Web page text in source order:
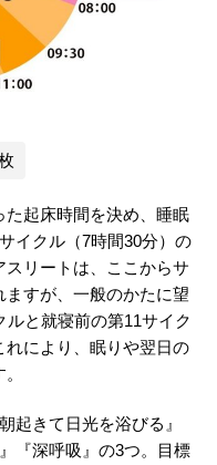
た起床時間を決め、睡眠
イクル（7時間30分）の
リートは、ここからサ
すが、一般のかたに望
と就寝前の第11サイク
れにより、眠りや翌日の
起きて日光を浴びる』
『深呼吸』の3つ。目標